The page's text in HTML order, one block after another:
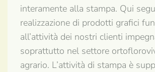
interamente alla stampa. Qui
realizzazione di prodotti grafici
all’attività dei nostri clienti
soprattutto nel settore
agrario. L’attività di stampa è